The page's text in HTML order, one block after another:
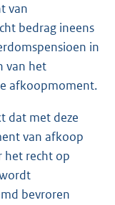
van
bedrag ineens
in
van het
afkoopmoment.
dat met deze
van afkoop
het recht op
bevroren